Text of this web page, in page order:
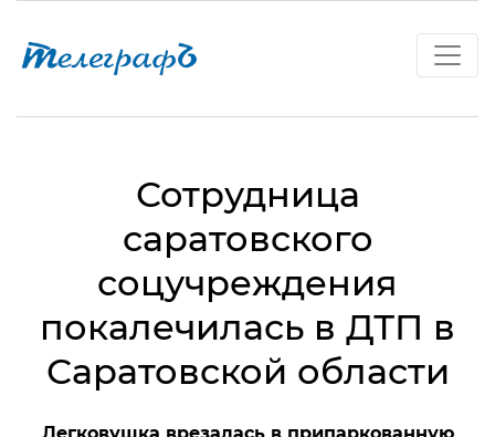
Сотрудница
саратовского
соцучреждения
покалечилась в ДТП в
Саратовской области